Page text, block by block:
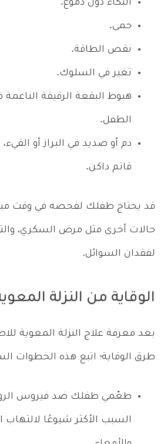
البكاء دون دموع.
حمى.
نقص الطاقة.
تغير في السلوك.
هبوط البقعة الرقيقة الناعمة
الطفل.
دم أو صديد في البراز أو القيء،
قاتم داكن.
قد يحتاج طفلك لفحصه في وقت
حالات أخرى مثل مرض السكري،
لفقدان السوائل.
الوقاية من النزلة
بعد معرفة علاج النزلة المعوية
طرق الوقاية؛ اتبع هذه الخطوات
طعّمي طفلك ضد فيروس
السبب الأكثر شيوعًا لالتهاب